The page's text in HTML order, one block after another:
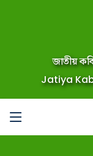
জাতীয়
Jatiya